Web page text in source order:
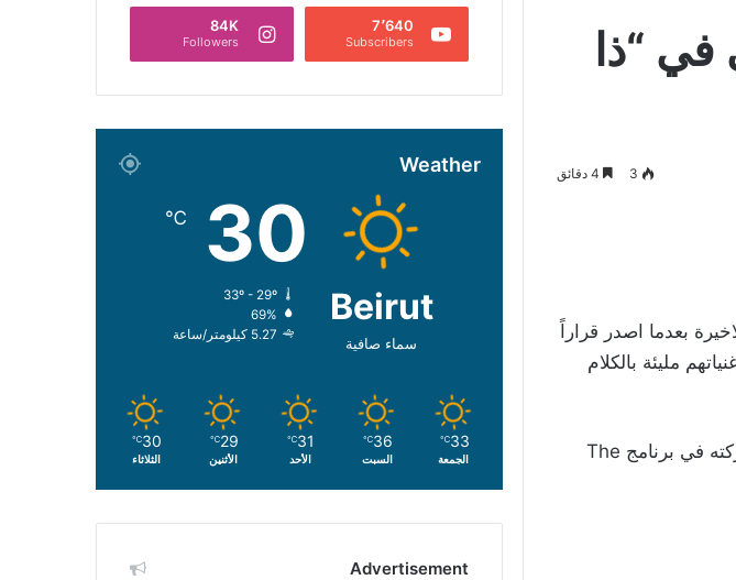
في “ذا
3
بعدما اصدر قراراً
مليئة بالكلام
وفي حوار مع مجلة “لها” يتحدث شاكر عن تفاصيل هذا القرار كما يخبرنا عن مشاركته في برنامج The
7٬640
Subscribers
84K
Followers
Weather
Beirut
سماء صافية
30
℃
33º - 29º
69%
5.27 كيلومتر/ساعة
33
℃
الجمعة
36
℃
السبت
31
℃
الأحد
29
℃
الأثنين
30
℃
الثلاثاء
Advertisement